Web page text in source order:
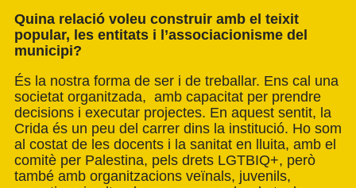
Quina relació voleu construir amb el teixit
popular, les entitats i l’associacionisme del
municipi?
És la nostra forma de ser i de treballar. Ens cal una
societat organitzada, amb capacitat per prendre
decisions i executar projectes. En aquest sentit, la
Crida és un peu del carrer dins la institució. Ho som
al costat de les docents i la sanitat en lluita, amb el
comitè per Palestina, pels drets LGTBIQ+, però
també amb organitzacions veïnals, juvenils,